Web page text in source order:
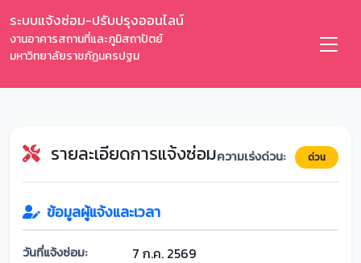
ระบบแจ้งซ่อม-ปรับปรุงออนไลน์
งานอาคารสถานที่และภูมิสถาปัตย์
มหาวิทยาลัยราชภัฏนครปฐม
รายละเอียดการแจ้งซ่อมความเร่งด่วน: ด่วน
ข้อมูลผู้แจ้งและเวลา
วันที่แจ้งซ่อม: 7 ก.ค. 2569